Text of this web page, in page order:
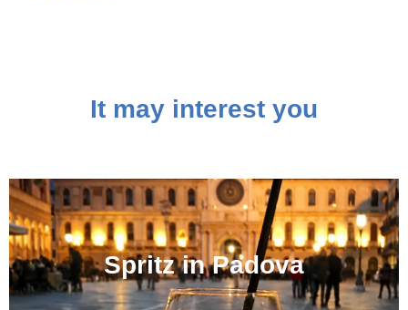
It may interest you
Spritz in Padova